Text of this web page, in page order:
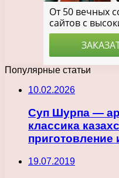
Популярные статьи
10.02.2026
Суп Шурпа —
классика
приготовление
19.07.2019